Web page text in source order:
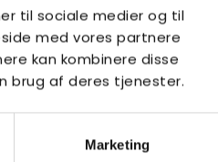
til sociale medier og til
med vores partnere
kan kombinere disse
brug af deres tjenester.
Marketing